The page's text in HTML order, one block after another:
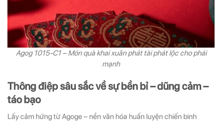
Agog 1015-C1 – Món quà khai xuân phát tài phát lộc cho phái
mạnh
Thông điệp sâu sắc về sự bền bỉ – dũng cảm –
táo bạo
Lấy cảm hứng từ Agoge – nền văn hóa huấn luyện chiến binh